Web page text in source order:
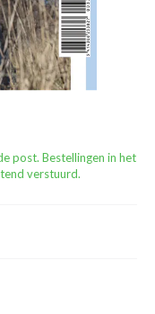
post. Bestellingen in het
verstuurd.